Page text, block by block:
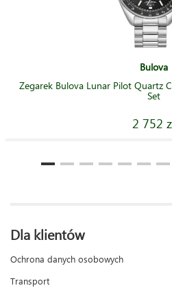
Bulova
Zegarek Bulova Lunar Pilot Quartz
Set
2 752
Dla klientów
Ochrona danych osobowych
Transport